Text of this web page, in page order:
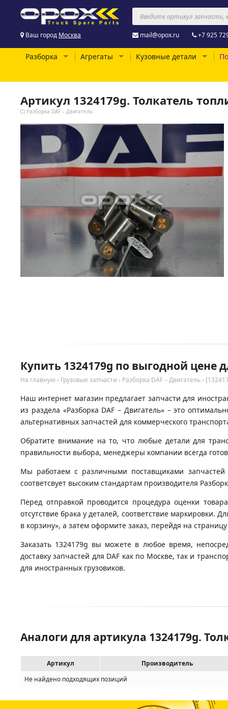
Ваш город Москва mail@opox.ru +7 925
Разборка Агрегаты Кузовные детали
Артикул 1324179g. Толкатель
Разборка DAF – Двигатель
Купить 1324179g по выгодной цене
На главную › Грузовые запчасти › Разборка DAF – Двигатель ›
Наш интернет магазин предлагает запчасти для
из раздела «Разборка DAF – Двигатель» – это
альтернативных запчастей для коммерческого
Обратите внимание на то, что любые детали для
правильности выбора, менеджеры компании всегда
Мы работаем с различными поставщиками запчастей
соответсвует высоким стандартам производителя
Перед отправкой проводится процедура оценки
отсутствие брака у деталей, соответствие маркировки.
в корзину», а затем оформите заказ, перейдя на
Заказать 1324179g вы можете в любое время,
доставку запчастей для DAF как по Москве, так и
для иностранных грузовиков.
Аналоги для артикула 1324179g.
Артикул
Производитель
Не найдено подходящих позиций